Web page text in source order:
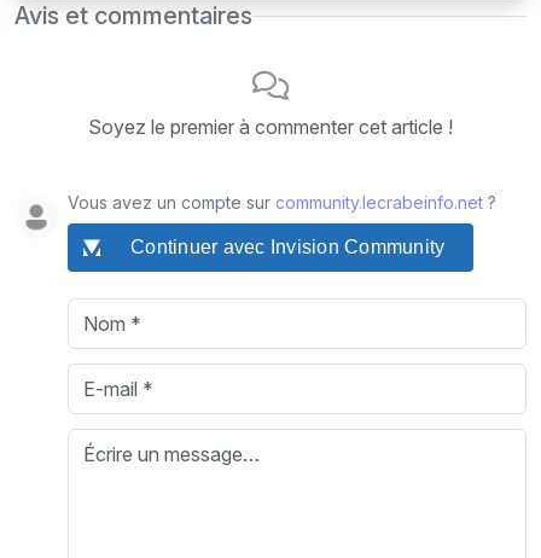
Avis et commentaires
Soyez le premier à commenter cet article !
Vous avez un compte sur community.lecrabeinfo.net ?
Continuer avec Invision Community